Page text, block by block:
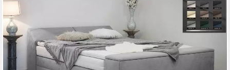
PAARA
Boxspringbett Dubai mit Bettkasten Kopfteil Fußteil Stauraum,
inkl. Matratze und Topper, mit einzigartigem Belüftungssystem
ab 1.389,00 €
lieferbar in 5 Wochen